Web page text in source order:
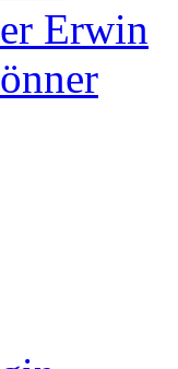
Erwin